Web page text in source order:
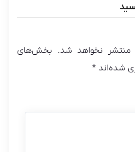
منتشر نخواهد شد. بخش‌های
شده‌اند*